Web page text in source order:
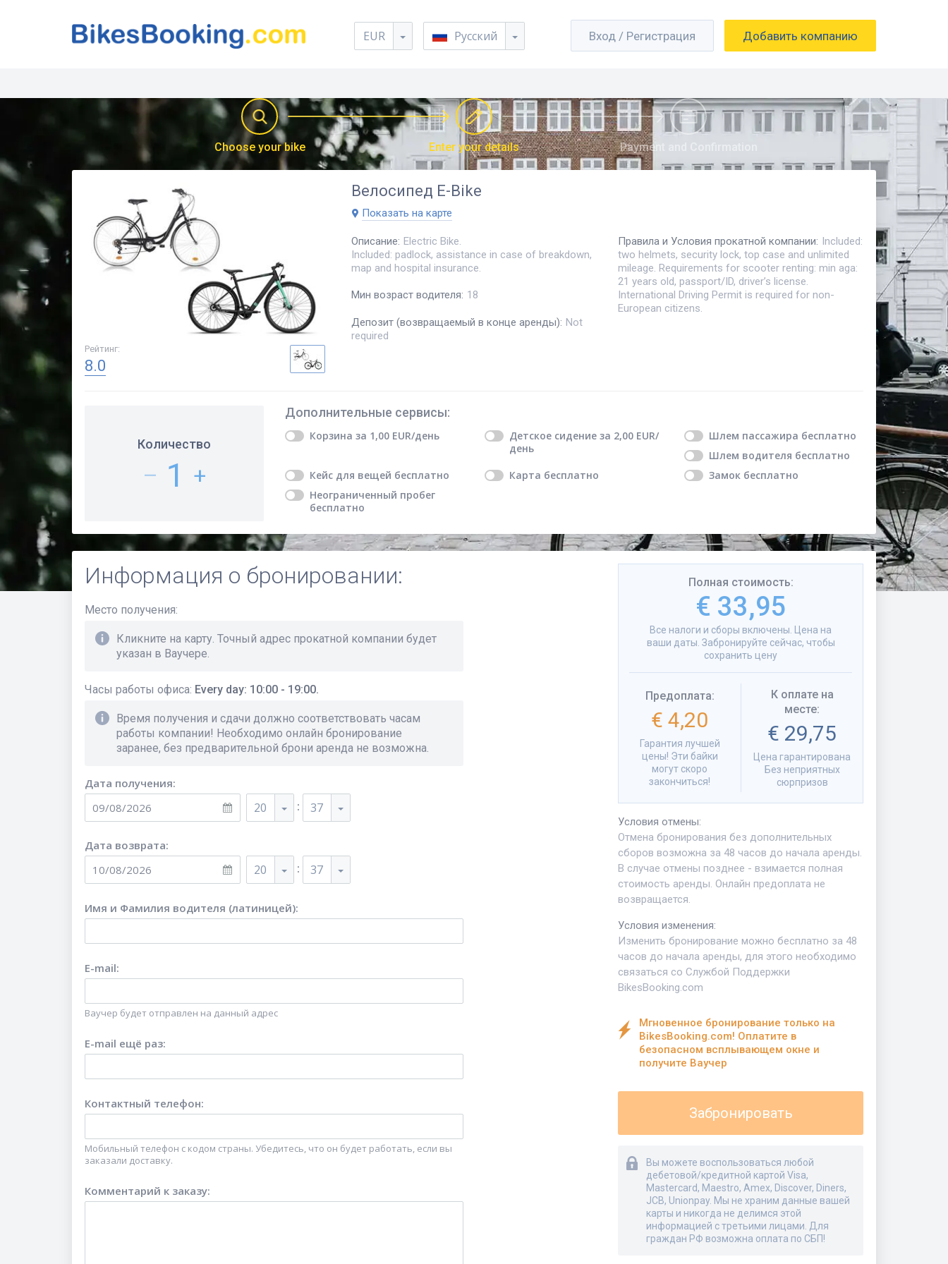
EUR Русский Вход / Регистрация Добавить компанию
Choose your bike Enter your details Payment and Confirmation
Рейтинг:
8.0
Велосипед E-Bike
Показать на карте
Описание: Electric Bike.
Included: padlock, assistance in case of breakdown,
map and hospital insurance.
Мин возраст водителя: 18
Депозит (возвращаемый в конце аренды): Not
required
Правила и Условия прокатной компании: Included:
two helmets, security lock, top case and unlimited
mileage. Requirements for scooter renting: min aga:
21 years old, passport/ID, driver’s license.
International Driving Permit is required for non-
European citizens.
Количество
– 1 +
Дополнительные сервисы:
Корзина за 1,00 EUR/день Детское сидение за 2,00 EUR/
день
Шлем пассажира бесплатно
Шлем водителя бесплатно
Кейс для вещей бесплатно Карта бесплатно Замок бесплатно
Неограниченный пробег
бесплатно
Информация о бронировании:
Место получения:
Кликните на карту. Точный адрес прокатной компании будет
указан в Ваучере.
Часы работы офиса: Every day: 10:00 - 19:00.
Время получения и сдачи должно соответствовать часам
работы компании! Необходимо онлайн бронирование
заранее, без предварительной брони аренда не возможна.
Дата получения:
20 : 37
Дата возврата:
20 : 37
Имя и Фамилия водителя (латиницей):
E-mail:
Ваучер будет отправлен на данный адрес
E-mail ещё раз:
Контактный телефон:
Мобильный телефон с кодом страны. Убедитесь, что он будет работать, если вы
заказали доставку.
Комментарий к заказу:
Полная стоимость:
€ 33,95
Все налоги и сборы включены. Цена на
ваши даты. Забронируйте сейчас, чтобы
сохранить цену
Предоплата:
€ 4,20
Гарантия лучшей
цены! Эти байки
могут скоро
закончиться!
К оплате на
месте:
€ 29,75
Цена гарантирована
Без неприятных
сюрпризов
Условия отмены:
Отмена бронирования без дополнительных
сборов возможна за 48 часов до начала аренды.
В случае отмены позднее - взимается полная
стоимость аренды. Онлайн предоплата не
возвращается.
Условия изменения:
Изменить бронирование можно бесплатно за 48
часов до начала аренды, для этого необходимо
связаться со Службой Поддержки
BikesBooking.com
Мгновенное бронирование только на
BikesBooking.com! Оплатите в
безопасном всплывающем окне и
получите Ваучер
Забронировать
Вы можете воспользоваться любой
дебетовой/кредитной картой Visa,
Mastercard, Maestro, Amex, Discover, Diners,
JCB, Unionpay. Мы не храним данные вашей
карты и никогда не делимся этой
информацией с третьими лицами. Для
граждан РФ возможна оплата по СБП!